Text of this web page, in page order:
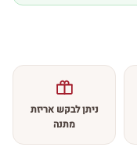
ניתן לבקש אריזת
מתנה